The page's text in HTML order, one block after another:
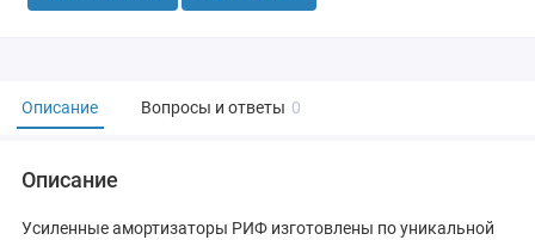
Описание Вопросы и ответы 0
Описание
Усиленные амортизаторы РИФ изготовлены по уникальной